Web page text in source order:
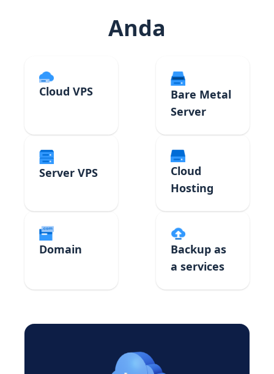
Anda
Cloud VPS
Bare Metal
Server
Server VPS
Cloud
Hosting
Domain
Backup as
a services